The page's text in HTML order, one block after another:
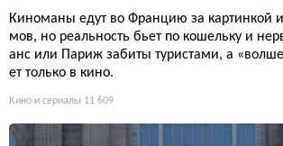
Киноманы едут во Францию за картинкой
мов, но реальность бьет по кошельку и
анс или Париж забиты туристами, а
ет только в кино.
Кино и сериалы 11 609